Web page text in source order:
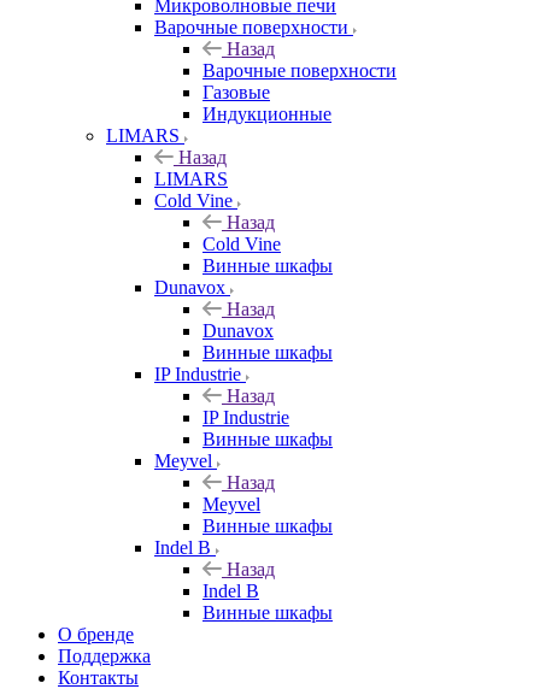
Микроволновые печи
Варочные поверхности
Назад
Варочные поверхности
Газовые
Индукционные
LIMARS
Назад
LIMARS
Cold Vine
Назад
Cold Vine
Винные шкафы
Dunavox
Назад
Dunavox
Винные шкафы
IP Industrie
Назад
IP Industrie
Винные шкафы
Meyvel
Назад
Meyvel
Винные шкафы
Indel B
Назад
Indel B
Винные шкафы
О бренде
Поддержка
Контакты